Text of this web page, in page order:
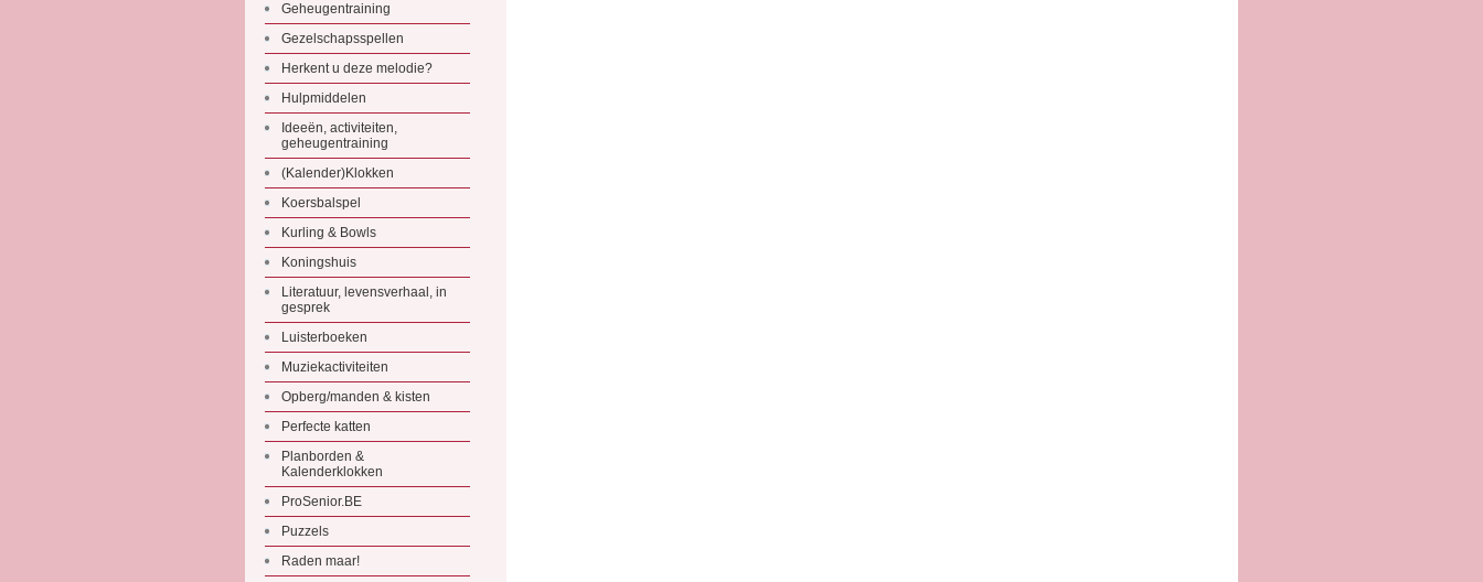
Geheugentraining
Gezelschapsspellen
Herkent u deze melodie?
Hulpmiddelen
Ideeën, activiteiten,
geheugentraining
(Kalender)Klokken
Koersbalspel
Kurling & Bowls
Koningshuis
Literatuur, levensverhaal, in
gesprek
Luisterboeken
Muziekactiviteiten
Opberg/manden & kisten
Perfecte katten
Planborden &
Kalenderklokken
ProSenior.BE
Puzzels
Raden maar!